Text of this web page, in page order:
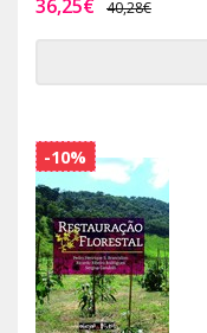
36,25€ 40,28€
-10%